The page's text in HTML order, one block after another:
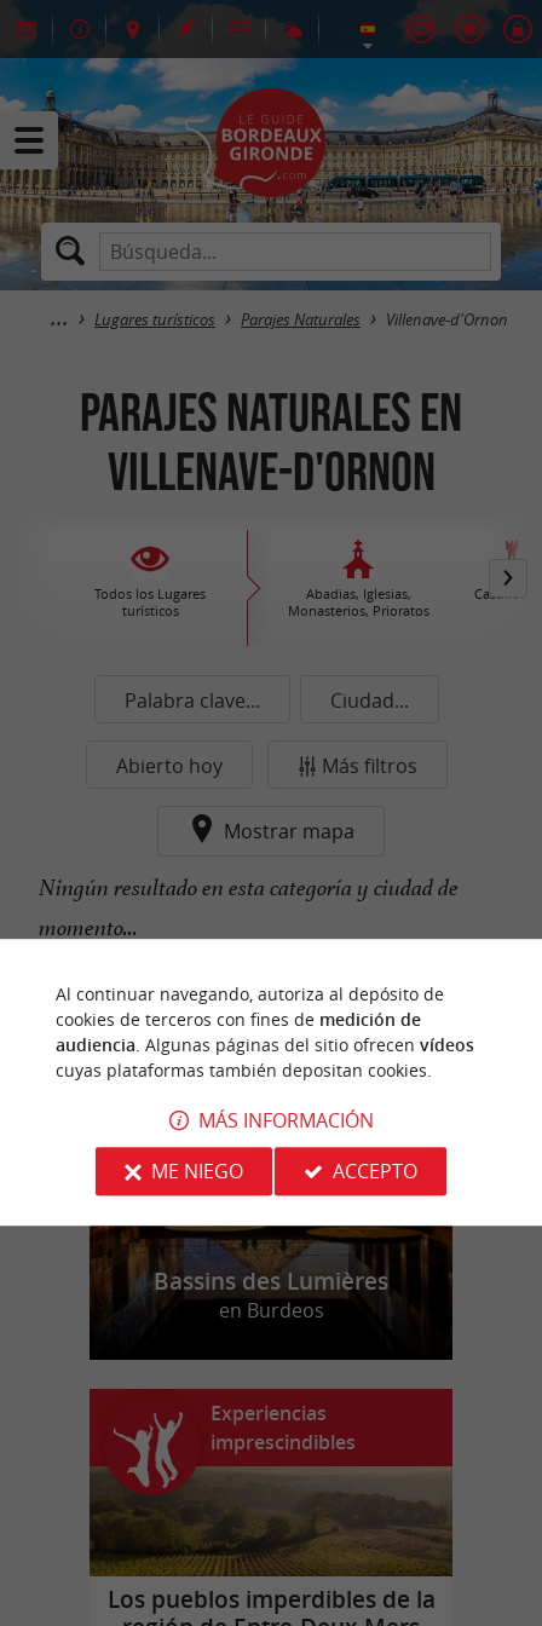
Lugares turísticos Parajes Naturales Villenave-d'Ornon
Parajes Naturales en
Villenave-d'Ornon
Todos los Lugares
turísticos
Abadias, Iglesias,
Monasterios, Prioratos
Castillos /
Palabra clave... Ciudad...
Abierto hoy Más filtros
Mostrar mapa
Ningún resultado en esta categoría y ciudad de
momento...
n
u
e
s
t
r
o
f
a
v
o
r
i
t
o
Bassins des Lumières
en Burdeos
Experiencias
imprescindibles
Los pueblos imperdibles de la
Al continuar navegando, autoriza al depósito de
cookies de terceros con fines de medición de
audiencia . Algunas páginas del sitio ofrecen vídeos
cuyas plataformas también depositan cookies.
MÁS INFORMACIÓN
ME NIEGO
ACCEPTO